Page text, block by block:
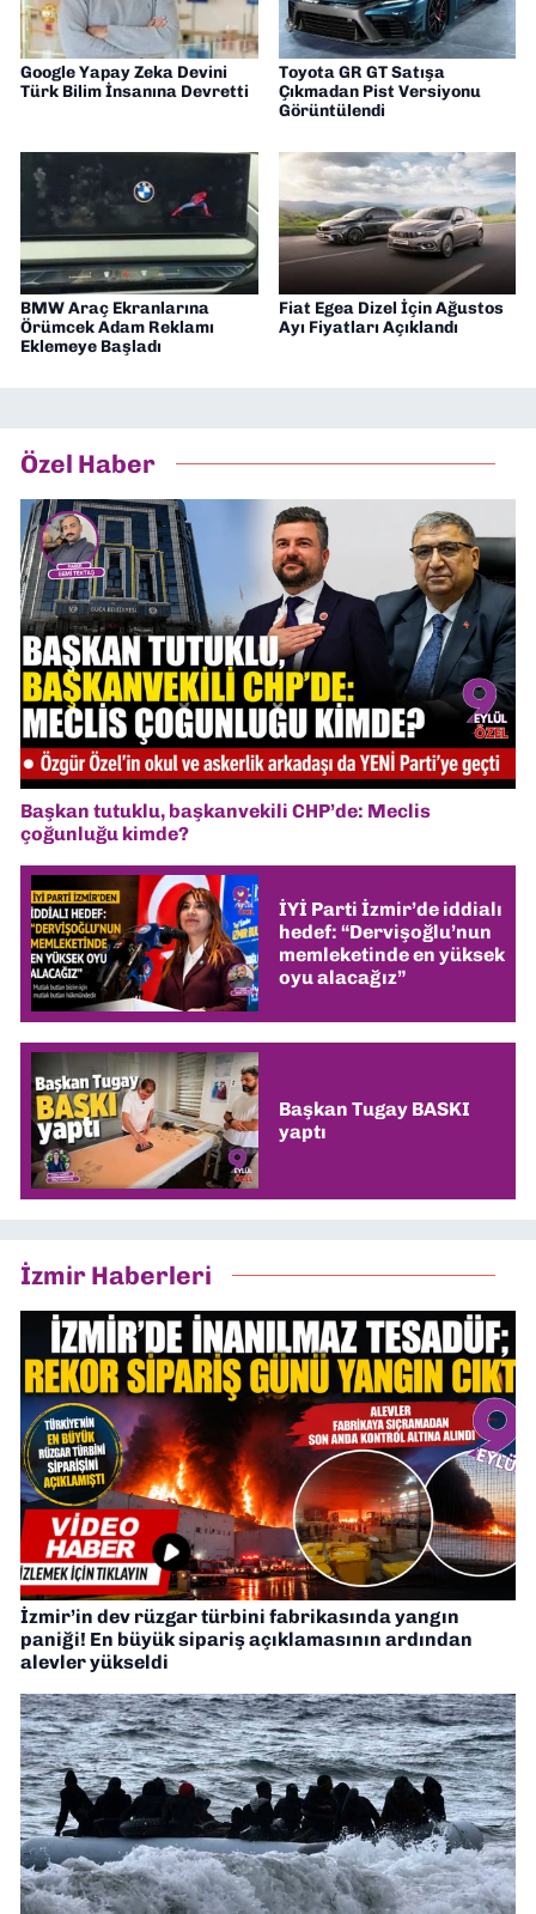
Google Yapay Zeka Devini
Türk Bilim İnsanına Devretti
Toyota GR GT Satışa
Çıkmadan Pist Versiyonu
Görüntülendi
BMW Araç Ekranlarına
Örümcek Adam Reklamı
Eklemeye Başladı
Fiat Egea Dizel İçin Ağustos
Ayı Fiyatları Açıklandı
Özel Haber
Başkan tutuklu, başkanvekili CHP’de: Meclis
çoğunluğu kimde?
İYİ Parti İzmir’de iddialı
hedef: “Dervişoğlu’nun
memleketinde en yüksek
oyu alacağız”
Başkan Tugay BASKI
yaptı
İzmir Haberleri
İzmir’in dev rüzgar türbini fabrikasında yangın
paniği! En büyük sipariş açıklamasının ardından
alevler yükseldi